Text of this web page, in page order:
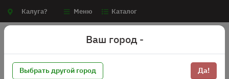
Калуга? Меню Каталог
Ваш город -
Выбрать другой город Да!